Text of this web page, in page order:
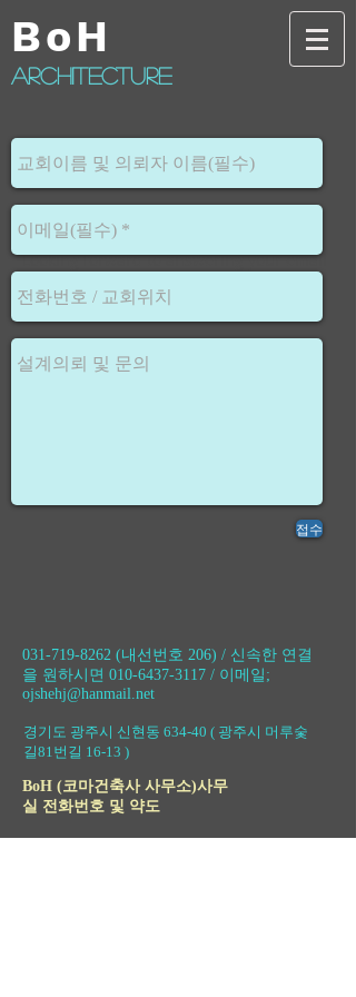
BoH
architecture
Looking forward to answering your email
접수
031-719-8262 ​ (내선번호 206) / 신속한 연결
을 원하시면 010-6437-3117 / 이메일;
ojshehj@hanmail.net
경기도 광주시 신현동 634-40 ( 광주시 머루숯
길81번길 16-13 )
​BoH (코마건축사 사무소)사무
실 전화번호 및 약도